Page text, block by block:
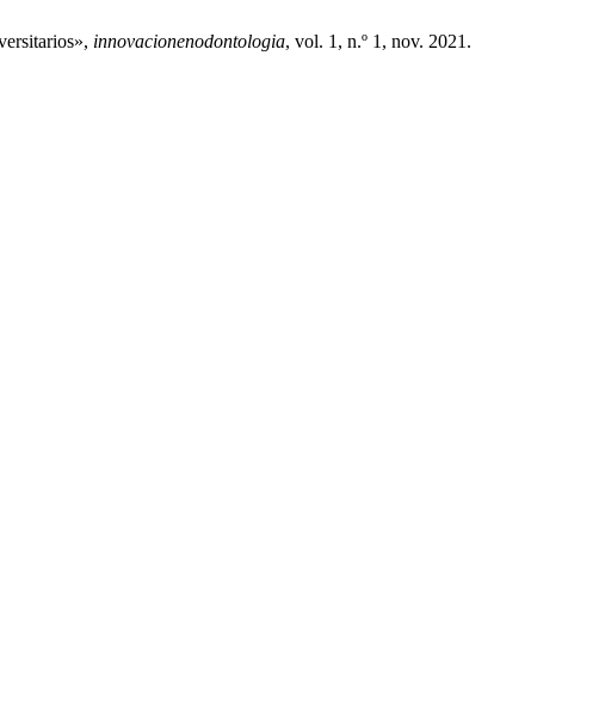
innovacionenodontologia, vol. 1, n.º 1, nov. 2021.